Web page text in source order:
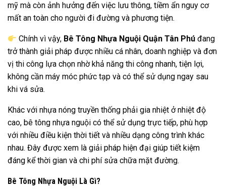
mỹ mà còn ảnh hưởng đến việc lưu thông, tiềm ẩn nguy cơ
mất an toàn cho người đi đường và phương tiện.
Chính vì vậy, Bê Tông Nhựa Nguội Quận Tân Phú đang
trở thành giải pháp được nhiều cá nhân, doanh nghiệp và đơn
vị thi công lựa chọn nhờ khả năng thi công nhanh, tiện lợi,
không cần máy móc phức tạp và có thể sử dụng ngay sau
khi vá sửa.
Khác với nhựa nóng truyền thống phải gia nhiệt ở nhiệt độ
cao, bê tông nhựa nguội có thể sử dụng trực tiếp, phù hợp
với nhiều điều kiện thời tiết và nhiều dạng công trình khác
nhau. Đây được xem là giải pháp hiện đại giúp tiết kiệm
đáng kể thời gian và chi phí sửa chữa mặt đường.
Bê Tông Nhựa Nguội Là Gì?